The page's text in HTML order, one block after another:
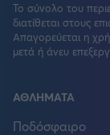
Το σύνολο του
διατίθεται στους
Απαγορεύεται η
μετά ή άνευ
ΑΘΛΗΜΑΤΑ
Ποδόσφαιρο